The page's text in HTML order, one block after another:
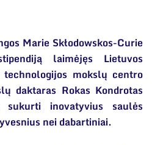
skyriai
tarptautinėse organizacijose
Marie Skłodowskos-Curie
laimėjęs Lietuvos
mokslų centro
daktaras Rokas Kondrotas
inovatyvius saulės
nei dabartiniai.